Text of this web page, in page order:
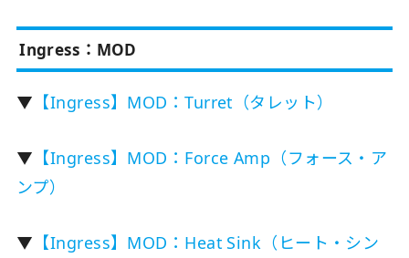
Ingress：MOD
▼ 【Ingress】MOD：Turret（タレット）
▼ 【Ingress】MOD：Force Amp（フォース・ア
ンプ）
▼ 【Ingress】MOD：Heat Sink（ヒート・シン